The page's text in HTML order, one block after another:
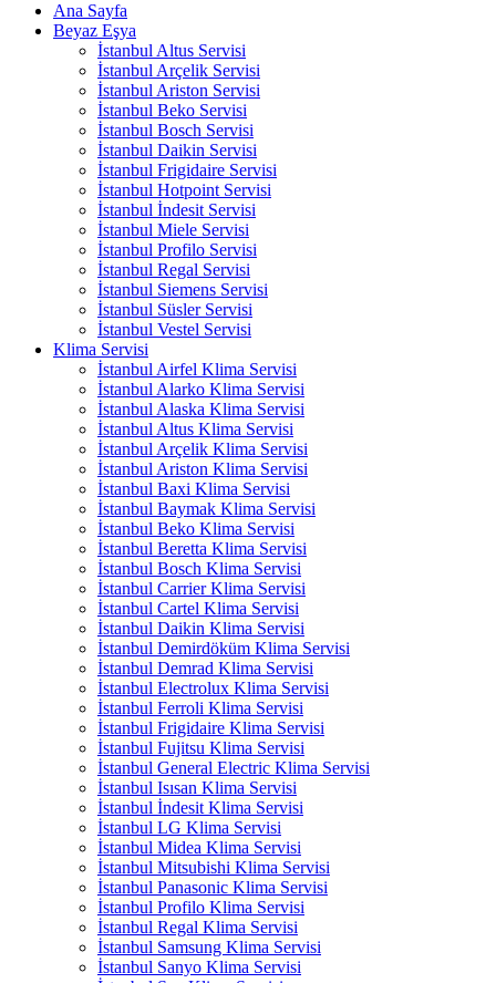
Ana Sayfa
Beyaz Eşya
İstanbul Altus Servisi
İstanbul Arçelik Servisi
İstanbul Ariston Servisi
İstanbul Beko Servisi
İstanbul Bosch Servisi
İstanbul Daikin Servisi
İstanbul Frigidaire Servisi
İstanbul Hotpoint Servisi
İstanbul İndesit Servisi
İstanbul Miele Servisi
İstanbul Profilo Servisi
İstanbul Regal Servisi
İstanbul Siemens Servisi
İstanbul Süsler Servisi
İstanbul Vestel Servisi
Klima Servisi
İstanbul Airfel Klima Servisi
İstanbul Alarko Klima Servisi
İstanbul Alaska Klima Servisi
İstanbul Altus Klima Servisi
İstanbul Arçelik Klima Servisi
İstanbul Ariston Klima Servisi
İstanbul Baxi Klima Servisi
İstanbul Baymak Klima Servisi
İstanbul Beko Klima Servisi
İstanbul Beretta Klima Servisi
İstanbul Bosch Klima Servisi
İstanbul Carrier Klima Servisi
İstanbul Cartel Klima Servisi
İstanbul Daikin Klima Servisi
İstanbul Demirdöküm Klima Servisi
İstanbul Demrad Klima Servisi
İstanbul Electrolux Klima Servisi
İstanbul Ferroli Klima Servisi
İstanbul Frigidaire Klima Servisi
İstanbul Fujitsu Klima Servisi
İstanbul General Electric Klima Servisi
İstanbul Isısan Klima Servisi
İstanbul İndesit Klima Servisi
İstanbul LG Klima Servisi
İstanbul Midea Klima Servisi
İstanbul Mitsubishi Klima Servisi
İstanbul Panasonic Klima Servisi
İstanbul Profilo Klima Servisi
İstanbul Regal Klima Servisi
İstanbul Samsung Klima Servisi
İstanbul Sanyo Klima Servisi